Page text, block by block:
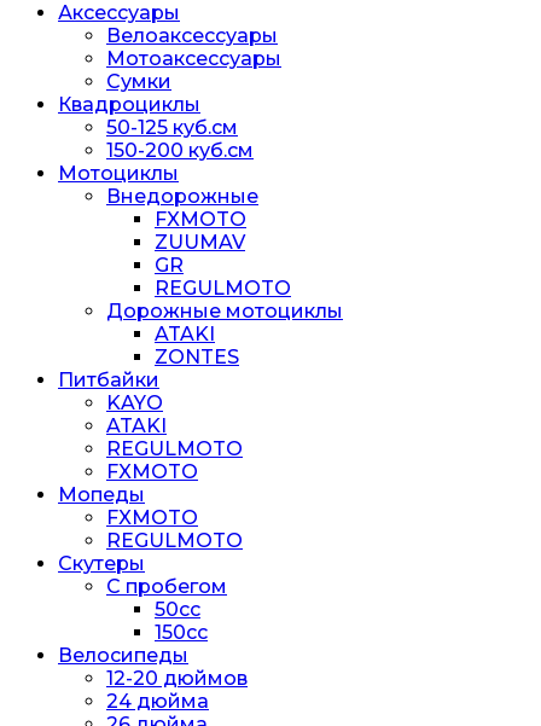
Аксессуары
Велоаксессуары
Мотоаксессуары
Сумки
Квадроциклы
50-125 куб.см
150-200 куб.см
Мотоциклы
Внедорожные
FXMOTO
ZUUMAV
GR
REGULMOTO
Дорожные мотоциклы
ATAKI
ZONTES
Питбайки
KAYO
ATAKI
REGULMOTO
FXMOTO
Мопеды
FXMOTO
REGULMOTO
Скутеры
С пробегом
50cc
150cc
Велосипеды
12-20 дюймов
24 дюйма